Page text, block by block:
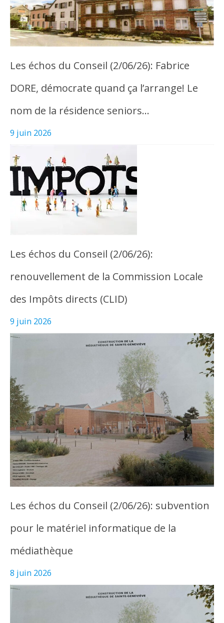
Les échos du Conseil (2/06/26): Fabrice
DORE, démocrate quand ça l’arrange! Le
nom de la résidence seniors…
9 juin 2026
Les échos du Conseil (2/06/26):
renouvellement de la Commission Locale
des Impôts directs (CLID)
9 juin 2026
Les échos du Conseil (2/06/26): subvention
pour le matériel informatique de la
médiathèque
8 juin 2026